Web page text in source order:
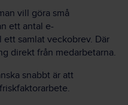
vill göra små
ett antal e-
samlat veckobrev. Där
direkt från medarbetarna.
snabbt är att